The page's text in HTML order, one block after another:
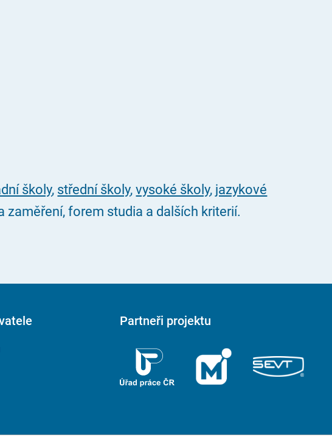
školy, střední školy,vysoké školy, jazykové
zaměření, forem studia a dalších kriterií.
Partneři projektu